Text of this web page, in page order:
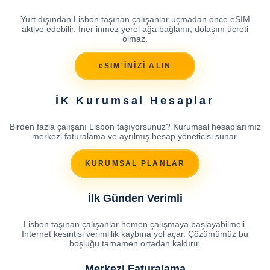
Yurt dışından Lisbon taşınan çalışanlar uçmadan önce eSIM
aktive edebilir. İner inmez yerel ağa bağlanır, dolaşım ücreti
olmaz.
eSIM'İNİZİ ALIN
İK Kurumsal Hesaplar
Birden fazla çalışanı Lisbon taşıyorsunuz? Kurumsal hesaplarımız
merkezi faturalama ve ayrılmış hesap yöneticisi sunar.
KURUMSAL PLANLAR
İlk Günden Verimli
Lisbon taşınan çalışanlar hemen çalışmaya başlayabilmeli.
İnternet kesintisi verimlilik kaybına yol açar. Çözümümüz bu
boşluğu tamamen ortadan kaldırır.